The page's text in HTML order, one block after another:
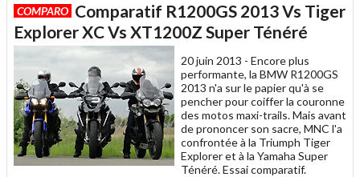
à
un
ami
COMPARO Comparatif R1200GS 2013 Vs Tiger
Explorer XC Vs XT1200Z Super Ténéré
20 juin 2013 - Encore plus
performante, la BMW R1200GS
2013 n'a sur le papier qu'à se
pencher pour coiffer la couronne
des motos maxi-trails. Mais avant
de prononcer son sacre, MNC l'a
confrontée à la Triumph Tiger
Explorer et à la Yamaha Super
Ténéré. Essai comparatif.